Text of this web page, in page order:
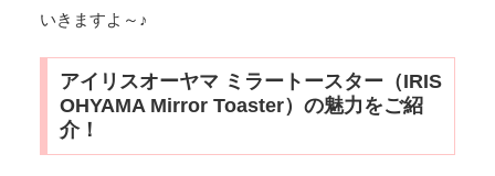
いきますよ～♪
アイリスオーヤマ ミラートースター（IRIS
OHYAMA Mirror Toaster）の魅力をご紹
介！